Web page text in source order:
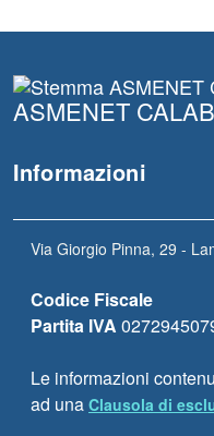
ASMENET
Informazioni
Via Giorgio Pinna, 29 -
Codice Fiscale
Partita IVA
Le informazioni
ad una Clausola di